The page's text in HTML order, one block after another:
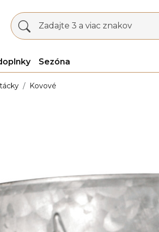
Zadajte 3 a viac znakov
Sezóna
Kovové